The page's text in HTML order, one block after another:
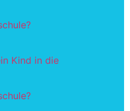
Kind in die